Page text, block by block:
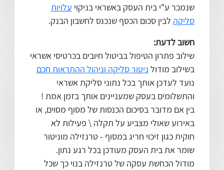
שנמכר ע"י בית העסק באשראי בניקוי עלויות
סליקה לבין סכום הכסף שנכנס לחשבון הבנק.
חשוב לדעת:
שילוב פתרון הטיפול בביטול חיובים בכרטיסי אשראי
בשילוב מודול ניטור סליקה וניהול ההתראות חכם
נועד לעדכן אותך בכל נתוני סליקת אשראי
והתשלומים בעסק שמעניינים אותך בזמן אמת !
בין אם מדובר בסיכום הכנסות של מסוף מסוים, או
באירוע שאולי מצביע על תקלה \ פעילות לא
חוקית כגון זיכוי חריג במסוף - טרנזילה מוניטור
שומר את בית העסק מעודכן בכל רגע נתון.
מודול הכחשת עסקה של טרנזילה בנוי כך שכל